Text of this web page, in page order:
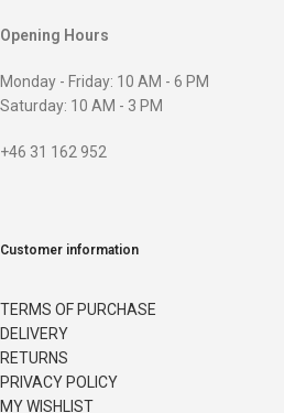
Opening Hours
Monday - Friday: 10 AM - 6 PM
Saturday: 10 AM - 3 PM
+46 31 162 952
Customer information
TERMS OF PURCHASE
DELIVERY
RETURNS
PRIVACY POLICY
MY WISHLIST